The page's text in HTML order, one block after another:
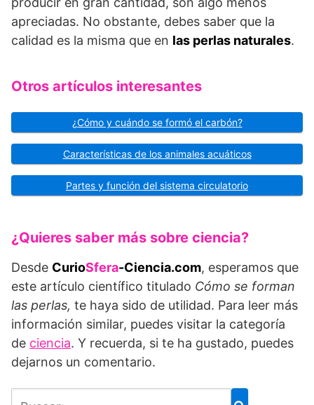
apreciadas. No obstante, debes saber que la
calidad es la misma que en las perlas naturales.
Otros artículos interesantes
¿Cómo y cuándo se formó el carbón?
Características de los animales acuáticos
Partes y función del sistema circulatorio
¿Quieres saber más sobre ciencia?
Desde CurioSfera-Ciencia.com, esperamos que
este artículo científico titulado Cómo se forman
las perlas, te haya sido de utilidad. Para leer más
información similar, puedes visitar la categoría
de ciencia. Y recuerda, si te ha gustado, puedes
dejarnos un comentario.